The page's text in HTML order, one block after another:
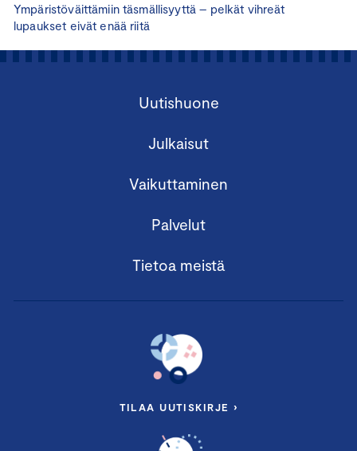
Ympäristöväittämiin täsmällisyyttä – pelkät vihreät
lupaukset eivät enää riitä
Uutishuone
Julkaisut
Vaikuttaminen
Palvelut
Tietoa meistä
TILAA UUTISKIRJE ›